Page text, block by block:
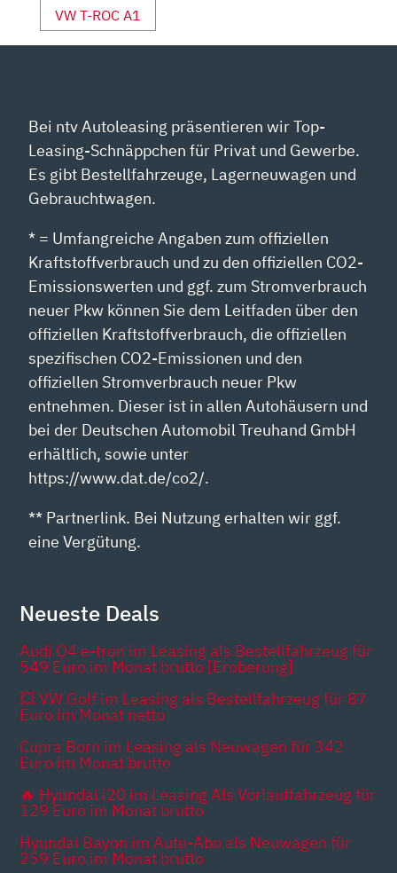
VON
YOUTUBE
VW T-ROC A1
Bei ntv Autoleasing präsentieren wir Top-
Leasing-Schnäppchen für Privat und Gewerbe.
Es gibt Bestellfahrzeuge, Lagerneuwagen und
Gebrauchtwagen.
* = Umfangreiche Angaben zum offiziellen
Kraftstoffverbrauch und zu den offiziellen CO2-
Emissionswerten und ggf. zum Stromverbrauch
neuer Pkw können Sie dem Leitfaden über den
offiziellen Kraftstoffverbrauch, die offiziellen
spezifischen CO2-Emissionen und den
offiziellen Stromverbrauch neuer Pkw
entnehmen. Dieser ist in allen Autohäusern und
bei der Deutschen Automobil Treuhand GmbH
erhältlich, sowie unter
https://www.dat.de/co2/.
** Partnerlink. Bei Nutzung erhalten wir ggf.
eine Vergütung.
Neueste Deals
Audi Q4 e-tron im Leasing als Bestellfahrzeug für
549 Euro im Monat brutto [Eroberung]
💥 VW Golf im Leasing als Bestellfahrzeug für 87
Euro im Monat netto
Cupra Born im Leasing als Neuwagen für 342
Euro im Monat brutto
🔥 Hyundai i20 im Leasing Als Vorlauffahrzeug für
129 Euro im Monat brutto
Hyundai Bayon im Auto-Abo als Neuwagen für
259 Euro im Monat brutto